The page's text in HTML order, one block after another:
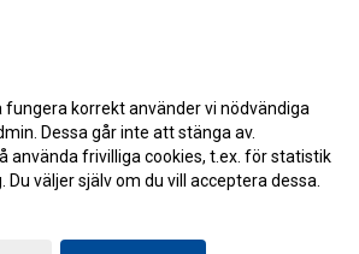
till Webbversion
fungera korrekt använder vi nödvändiga
Dessa går inte att stänga av.
använda frivilliga cookies, t.ex. för statistik
väljer själv om du vill acceptera dessa.